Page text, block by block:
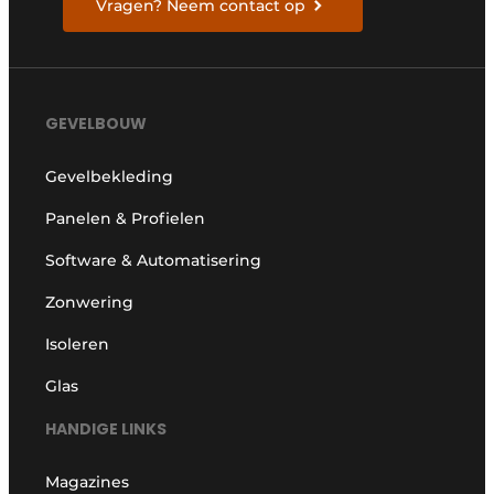
Vragen? Neem contact op
GEVELBOUW
Gevelbekleding
Panelen & Profielen
Software & Automatisering
Zonwering
Isoleren
Glas
HANDIGE LINKS
Magazines